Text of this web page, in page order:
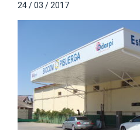
24 / 03 / 2017